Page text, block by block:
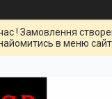
! Замовлення
в меню